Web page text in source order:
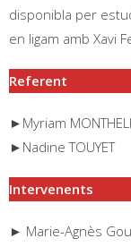
disponibla per
en ligam amb Xavi
Referent
►Myriam
►Nadine TOUYET
Intervenents
► Marie-Agnès